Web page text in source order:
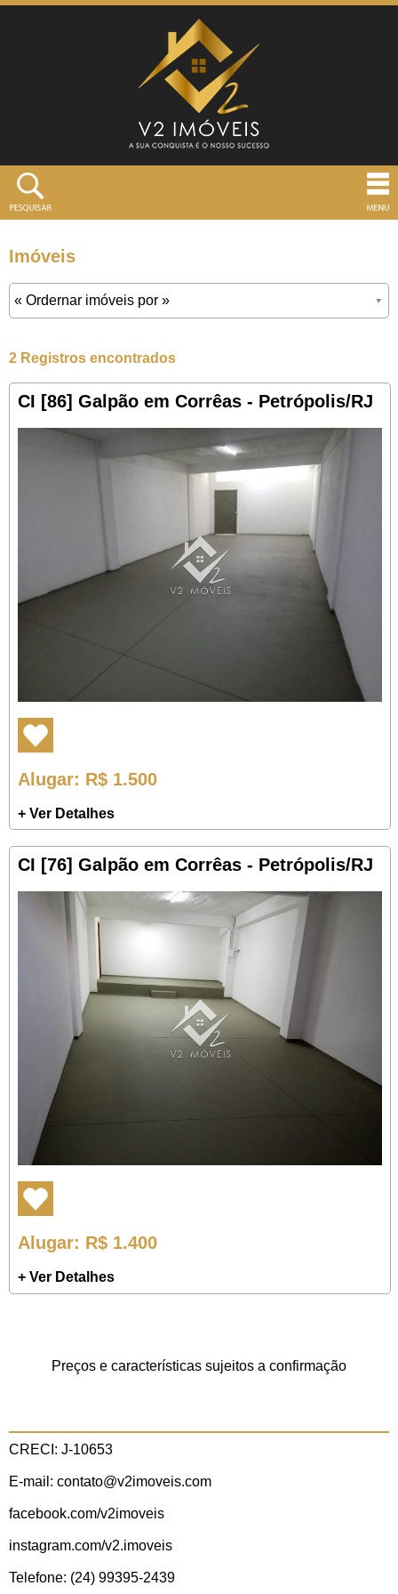
Imóveis
2 Registros encontrados
CI [86] Galpão em Corrêas - Petrópolis/RJ
Alugar: R$ 1.500
+ Ver Detalhes
CI [76] Galpão em Corrêas - Petrópolis/RJ
Alugar: R$ 1.400
+ Ver Detalhes
Preços e características sujeitos a confirmação
CRECI: J-10653
E-mail: contato@v2imoveis.com
facebook.com/v2imoveis
instagram.com/v2.imoveis
Telefone: (24) 99395-2439